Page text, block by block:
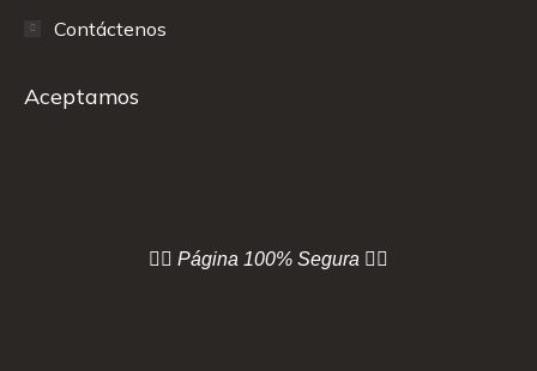
Contáctenos
Aceptamos
👇🏻 Página 100% Segura 👇🏻